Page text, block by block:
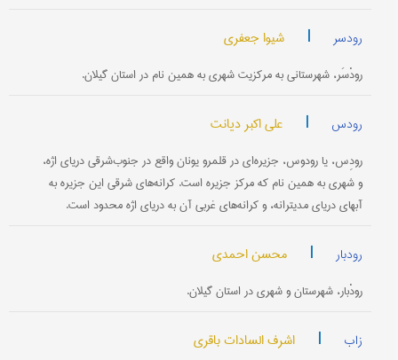
رودسر | شیوا جعفری
رودْسَر، شهرستانی به مرکزیت شهری به همین نام در استان گیلان.
رودس | علی اکبر دیانت
رودِس، یا رودوس، جزیره‌ای در قلمرو یونان واقع در جنوب‌شرقی دریای اژه،
و شهری به همین نام که مرکز جزیره است. کرانه‌های شرقی این جزیره به
آبهای دریای مدیترانه، و کرانه‌های غربی آن به دریای اژه محدود است.
رودبار | محسن احمدی
رودْبار، شهرستان و شهری در استان گیلان.
زاب | اشرف السادات باقری